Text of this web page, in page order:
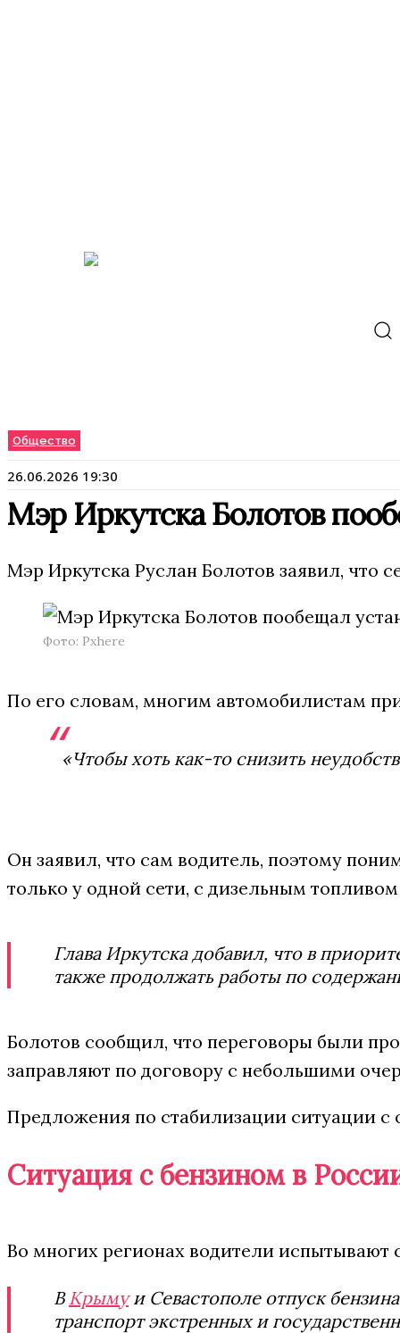
Общество
26.06.2026 19:30
Мэр Иркутска Болотов
Мэр Иркутска Руслан Болотов заявил, что
Фото: Pxhere
По его словам, многим автомобилистам
«Чтобы хоть как-то снизить
Он заявил, что сам водитель, поэтому
только у одной сети, с дизельным
Глава Иркутска добавил, что в
также продолжать работы по
Болотов сообщил, что переговоры были
заправляют по договору с небольшими
Предложения по стабилизации ситуации с
Ситуация с бензином в
Во многих регионах водители испытывают
В Крымуи Севастополе отпуск
транспорт экстренных и